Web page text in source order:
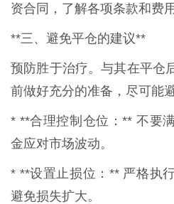
资合同，了解各项条款和费
**三、避免平仓的建议**
预防胜于治疗。与其在平仓
前做好充分的准备，尽可能
* **合理控制仓位：** 不要
金应对市场波动。
* **设置止损位：** 严格执
避免损失扩大。